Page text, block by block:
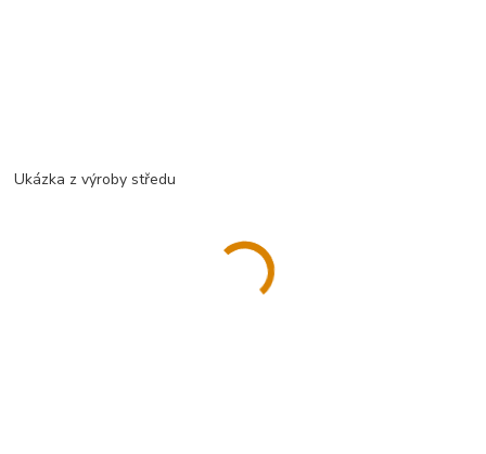
Ukázka z výroby středu